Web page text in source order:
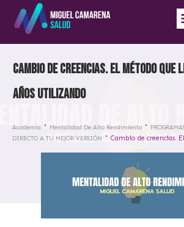
Cambio de creencias. El Método que
años utilizando
Academia Mentalidad De Alto Rendimiento
DIRECTO A TU MEJOR VERSIÓN